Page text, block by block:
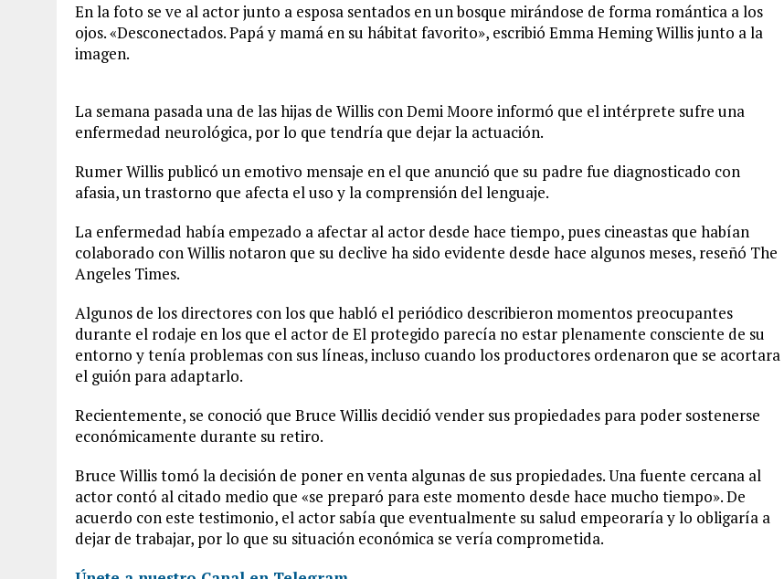
En la foto se ve al actor junto a esposa sentados en un bosque mirándose de forma romántica a los
ojos. «Desconectados. Papá y mamá en su hábitat favorito», escribió Emma Heming Willis junto a la
imagen.
La semana pasada una de las hijas de Willis con Demi Moore informó que el intérprete sufre una
enfermedad neurológica, por lo que tendría que dejar la actuación.
Rumer Willis publicó un emotivo mensaje en el que anunció que su padre fue diagnosticado con
afasia, un trastorno que afecta el uso y la comprensión del lenguaje.
La enfermedad había empezado a afectar al actor desde hace tiempo, pues cineastas que habían
colaborado con Willis notaron que su declive ha sido evidente desde hace algunos meses, reseñó The
Angeles Times.
Algunos de los directores con los que habló el periódico describieron momentos preocupantes
durante el rodaje en los que el actor de El protegido parecía no estar plenamente consciente de su
entorno y tenía problemas con sus líneas, incluso cuando los productores ordenaron que se acortara
el guión para adaptarlo.
Recientemente, se conoció que Bruce Willis decidió vender sus propiedades para poder sostenerse
económicamente durante su retiro.
Bruce Willis tomó la decisión de poner en venta algunas de sus propiedades. Una fuente cercana al
actor contó al citado medio que «se preparó para este momento desde hace mucho tiempo». De
acuerdo con este testimonio, el actor sabía que eventualmente su salud empeoraría y lo obligaría a
dejar de trabajar, por lo que su situación económica se vería comprometida.